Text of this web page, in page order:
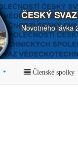
ČESKÝ
Novotného lávka
Členské spolky